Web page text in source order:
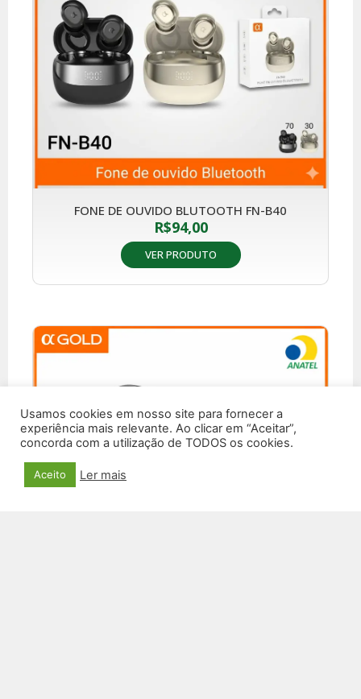
FONE DE OUVIDO BLUTOOTH FN-B40
R$94,00
VER PRODUTO
Usamos cookies em nosso site para fornecer a
experiência mais relevante. Ao clicar em “Aceitar”,
concorda com a utilização de TODOS os cookies.
Aceito Ler mais